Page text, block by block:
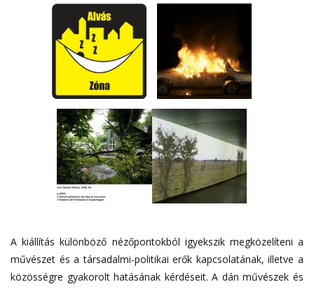
A kiállítás különböző nézőpontokból igyekszik megközelíteni a
művészet és a társadalmi-politikai erők kapcsolatának, illetve a
közösségre gyakorolt hatásának kérdéseit. A dán művészek és